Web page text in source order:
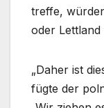
treffe,
oder
„Daher ist
fügte der